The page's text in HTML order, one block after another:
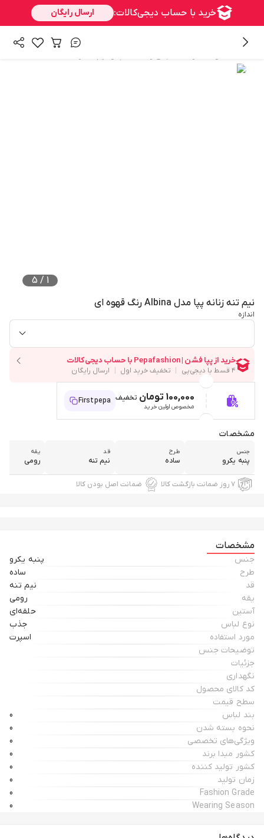
1
/
5
نیم تنه زنانه پپا مدل Albina رنگ قهوه ای
اندازه
100,000 تومان تخفیف
مخصوص اولین خرید
Firstpepa
مشخصات
جنس
پنبه یکرو
طرح
ساده
قد
نیم تنه
یقه
رومی
۷ روز ضمانت بازگشت کالا ضمانت اصل بودن کالا
مشخصات
جنس
پنبه یکرو
طرح
ساده
قد
نیم تنه
یقه
رومی
آستین
حلقه‌ای
نوع لباس
جذب
مورد استفاده
اسپرت
توضیحات جنس
جزئیات
نگهداری
کد کالای محصول
سطح قیمت
بند لباس
0
نحوه بسته شدن
0
ویژگی‌های تخصصی
0
کشور مبدا برند
0
کشور تولید کننده
0
زمان تولید
0
Fashion Grade
0
Wearing Season
0